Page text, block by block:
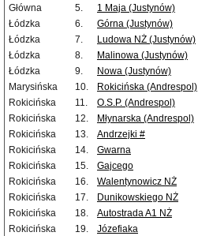
Główna
5.
1 Maja (Justynów)
Łódzka
6.
Górna (Justynów)
Łódzka
7.
Ludowa NŻ (Justynów)
Łódzka
8.
Malinowa (Justynów)
Łódzka
9.
Nowa (Justynów)
Marysińska
10.
Rokicińska (Andrespol)
Rokicińska
11. O.S.P. (Andrespol)
Rokicińska
12. Młynarska (Andrespol)
Rokicińska
13. Andrzejki #
Rokicińska
14. Gwarna
Rokicińska
15. Gajcego
Rokicińska
16. Walentynowicz NŻ
Rokicińska
17. Dunikowskiego NŻ
Rokicińska
18. Autostrada A1 NŻ
Rokicińska
19. Józefiaka